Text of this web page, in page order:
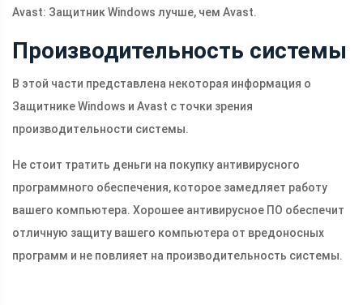
Avast: Защитник Windows лучше, чем Avast.
Производительность системы
В этой части представлена ​​некоторая информация о
Защитнике Windows и Avast с точки зрения
производительности системы.
Не стоит тратить деньги на покупку антивирусного
программного обеспечения, которое замедляет работу
вашего компьютера. Хорошее антивирусное ПО обеспечит
отличную защиту вашего компьютера от вредоносных
программ и не повлияет на производительность системы.